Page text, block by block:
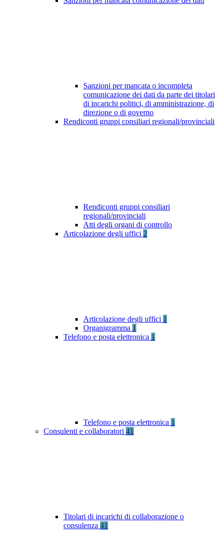
Sanzioni per mancata o incompleta
comunicazione dei dati da parte dei titolari
di incarichi politici, di amministrazione, di
direzione o di governo
Rendiconti gruppi consiliari regionali/provinciali
Rendiconti gruppi consiliari
regionali/provinciali
Atti degli organi di controllo
Articolazione degli uffici 2
Articolazione degli uffici 1
Organigramma 1
Telefono e posta elettronica 1
Telefono e posta elettronica 1
Consulenti e collaboratori 41
Titolari di incarichi di collaborazione o
consulenza 41